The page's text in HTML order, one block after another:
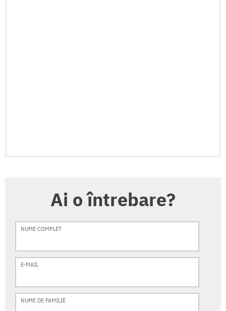
Ai o întrebare?
NUME COMPLET
E-MAIL
NUME DE FAMILIE